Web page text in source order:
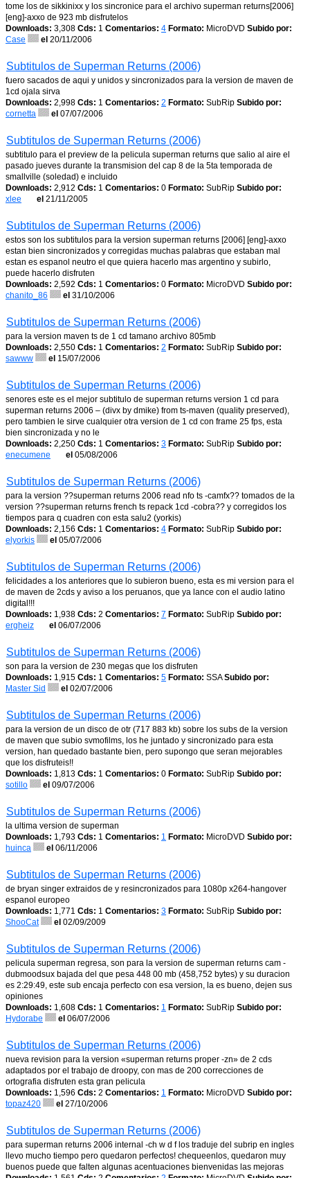
tome los de sikkinixx y los sincronice para el archivo superman returns[2006]
[eng]-axxo de 923 mb disfrutelos
Downloads: 3,308 Cds: 1 Comentarios: 4 Formato: MicroDVD Subido por:
Case
el 20/11/2006
Subtitulos de Superman Returns (2006)
fuero sacados de aqui y unidos y sincronizados para la version de maven de
1cd ojala sirva
Downloads: 2,998 Cds: 1 Comentarios: 2 Formato: SubRip Subido por:
cornetta
el 07/07/2006
Subtitulos de Superman Returns (2006)
subtitulo para el preview de la pelicula superman returns que salio al aire el
pasado jueves durante la transmision del cap 8 de la 5ta temporada de
smallville (soledad) e incluido
Downloads: 2,912 Cds: 1 Comentarios: 0 Formato: SubRip Subido por:
xlee
el 21/11/2005
Subtitulos de Superman Returns (2006)
estos son los subtitulos para la version superman returns [2006] [eng]-axxo
estan bien sincronizados y corregidas muchas palabras que estaban mal
estan es espanol neutro el que quiera hacerlo mas argentino y subirlo,
puede hacerlo disfruten
Downloads: 2,592 Cds: 1 Comentarios: 0 Formato: MicroDVD Subido por:
chanito_86
el 31/10/2006
Subtitulos de Superman Returns (2006)
para la version maven ts de 1 cd tamano archivo 805mb
Downloads: 2,550 Cds: 1 Comentarios: 2 Formato: SubRip Subido por:
sawww
el 15/07/2006
Subtitulos de Superman Returns (2006)
senores este es el mejor subtitulo de superman returns version 1 cd para
superman returns 2006 – (divx by dmike) from ts-maven (quality preserved),
pero tambien le sirve cualquier otra version de 1 cd con frame 25 fps, esta
bien sincronizada y no le
Downloads: 2,250 Cds: 1 Comentarios: 3 Formato: SubRip Subido por:
enecumene
el 05/08/2006
Subtitulos de Superman Returns (2006)
para la version ??superman returns 2006 read nfo ts -camfx?? tomados de la
version ??superman returns french ts repack 1cd -cobra?? y corregidos los
tiempos para q cuadren con esta salu2 (yorkis)
Downloads: 2,156 Cds: 1 Comentarios: 4 Formato: SubRip Subido por:
elyorkis
el 05/07/2006
Subtitulos de Superman Returns (2006)
felicidades a los anteriores que lo subieron bueno, esta es mi version para el
de maven de 2cds y aviso a los peruanos, que ya lance con el audio latino
digital!!!
Downloads: 1,938 Cds: 2 Comentarios: 7 Formato: SubRip Subido por:
ergheiz
el 06/07/2006
Subtitulos de Superman Returns (2006)
son para la version de 230 megas que los disfruten
Downloads: 1,915 Cds: 1 Comentarios: 5 Formato: SSASubido por:
Master Sid
el 02/07/2006
Subtitulos de Superman Returns (2006)
para la version de un disco de otr (717 883 kb) sobre los subs de la version
de maven que subio svmofilms, los he juntado y sincronizado para esta
version, han quedado bastante bien, pero supongo que seran mejorables
que los disfruteis!!
Downloads: 1,813 Cds: 1 Comentarios: 0 Formato: SubRip Subido por:
sotillo
el 09/07/2006
Subtitulos de Superman Returns (2006)
la ultima version de superman
Downloads: 1,793 Cds: 1 Comentarios: 1 Formato: MicroDVD Subido por:
huinca
el 06/11/2006
Subtitulos de Superman Returns (2006)
de bryan singer extraidos de y resincronizados para 1080p x264-hangover
espanol europeo
Downloads: 1,771 Cds: 1 Comentarios: 3 Formato: SubRip Subido por:
ShooCat
el 02/09/2009
Subtitulos de Superman Returns (2006)
pelicula superman regresa, son para la version de superman returns cam -
dubmoodsux bajada del que pesa 448 00 mb (458,752 bytes) y su duracion
es 2:29:49, este sub encaja perfecto con esa version, la es bueno, dejen sus
opiniones
Downloads: 1,608 Cds: 1 Comentarios: 1 Formato: SubRip Subido por:
Hydorabe
el 06/07/2006
Subtitulos de Superman Returns (2006)
nueva revision para la version «superman returns proper -zn» de 2 cds
adaptados por el trabajo de droopy, con mas de 200 correcciones de
ortografia disfruten esta gran pelicula
Downloads: 1,596 Cds: 2 Comentarios: 1 Formato: MicroDVD Subido por:
topaz420
el 27/10/2006
Subtitulos de Superman Returns (2006)
para superman returns 2006 internal -ch w d f los traduje del subrip en ingles
llevo mucho tiempo pero quedaron perfectos! chequeenlos, quedaron muy
buenos puede que falten algunas acentuaciones bienvenidas las mejoras